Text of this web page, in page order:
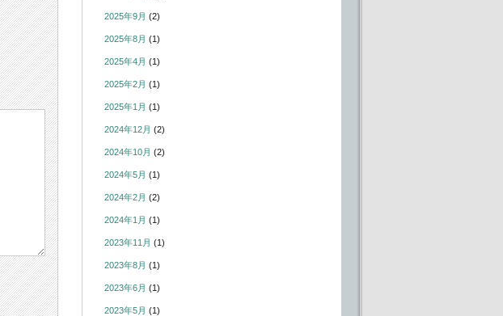
2025年9月 (2)
2025年8月 (1)
2025年4月 (1)
2025年2月 (1)
2025年1月 (1)
2024年12月 (2)
2024年10月 (2)
2024年5月 (1)
2024年2月 (2)
2024年1月 (1)
2023年11月 (1)
2023年8月 (1)
2023年6月 (1)
2023年5月 (1)